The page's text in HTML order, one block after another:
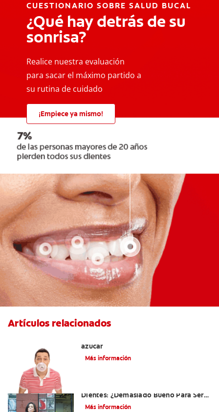
CUESTIONARIO SOBRE SALUD BUCAL
¿Qué hay detrás de su
sonrisa?
Realice nuestra evaluación
para sacar el máximo partido a
su rutina de cuidado
¡Empiece ya mismo!
Artículos relacionados
azúcar
Más información
Dientes: ¿Demasiado Bueno Para Ser
Verdad?
Más información